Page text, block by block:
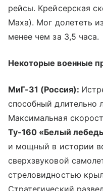
рейсы. Крейсерская
Маха). Мог долететь
менее чем за 3,5 часа.
Некоторые военные
МиГ-31 (Россия):
способный длительно
Максимальная
Ту-160 «Белый
и мощный в истории
сверхзвуковой
стреловидностью